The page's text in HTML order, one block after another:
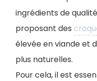
ingrédients de
proposant des
élevée en viande et
plus naturelles.
Pour cela, il est